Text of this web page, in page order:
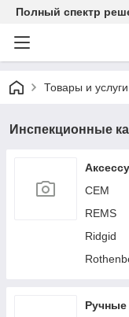
Полный спектр
Товары и услуги
Инспекционные
CEM
REMS
Ridgid
Ручные